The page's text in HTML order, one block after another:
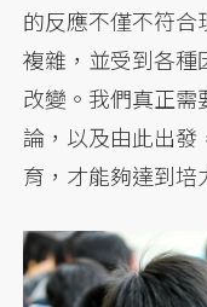
的反應不僅不符
複雜，並受到各
改變。我們真正
論，以及由此出
育，才能夠達到培